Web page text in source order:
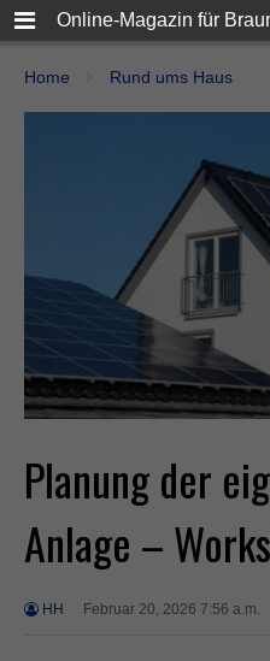
Online-Magazin für
Home Rund ums Haus
Planung der
Anlage –
HH Februar 20, 2026 7:56 a.m.